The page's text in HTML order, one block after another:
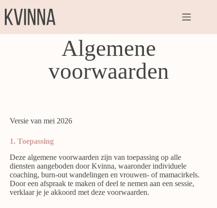
Algemene
voorwaarden
Versie van mei 2026
1. Toepassing
Deze algemene voorwaarden zijn van toepassing op alle
diensten aangeboden door Kvinna, waaronder individuele
coaching, burn-out wandelingen en vrouwen- of mamacirkels.
Door een afspraak te maken of deel te nemen aan een sessie,
verklaar je je akkoord met deze voorwaarden.